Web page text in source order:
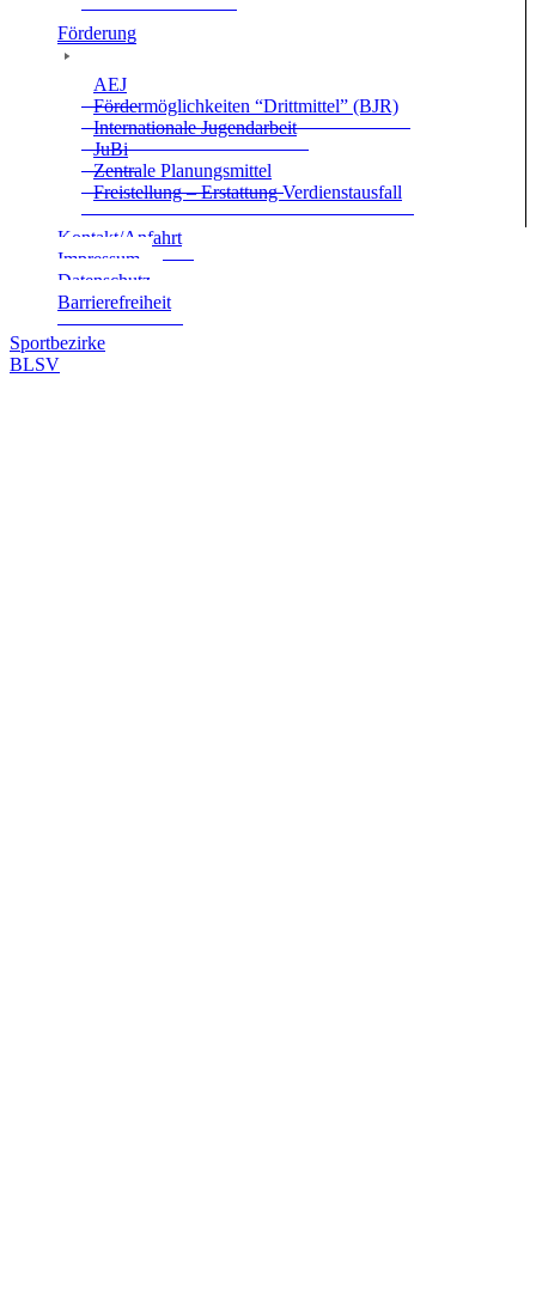
För­de­rung
AEJ
För­der­mög­lich­kei­ten “Dritt­mit­tel” (BJR)
Inter­na­tio­nale Jugend­ar­beit
JuBi
Zen­trale Pla­nungs­mit­tel
Frei­stel­lung – Erstat­tung Ver­dienst­aus­fall
Kontakt/Anfahrt
Impres­sum
Daten­schutz
Bar­rie­re­frei­heit
Sportbezirke
BLSV